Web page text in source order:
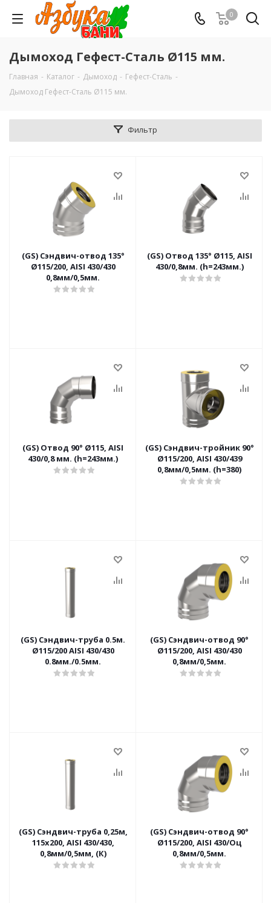
0
Дымоход Гефест-Сталь Ø115 мм.
Главная - Каталог - Дымоход - Гефест-Сталь -
Дымоход Гефест-Сталь Ø115 мм.
Фильтр
(GS) Сэндвич-отвод 135°
Ø115/200, AISI 430/430
0,8мм/0,5мм.
(GS) Отвод 135° Ø115, AISI
430/0,8мм. (h=243мм.)
(GS) Отвод 90° Ø115, AISI
430/0,8 мм. (h=243мм.)
(GS) Сэндвич-тройник 90°
Ø115/200, AISI 430/439
0,8мм/0,5мм. (h=380)
(GS) Сэндвич-труба 0.5м.
Ø115/200 AISI 430/430
0.8мм./0.5мм.
(GS) Сэндвич-отвод 90°
Ø115/200, AISI 430/430
0,8мм/0,5мм.
(GS) Сэндвич-труба 0,25м,
115х200, AISI 430/430,
0,8мм/0,5мм, (К)
(GS) Сэндвич-отвод 90°
Ø115/200, AISI 430/Оц
0,8мм/0,5мм.